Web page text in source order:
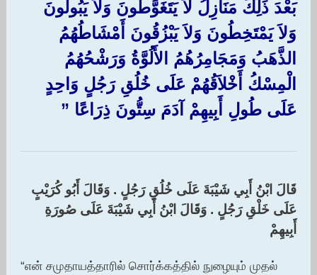
بَعْدَ ذَلِكَ مَنَازِلُ لاَ يَتَغَوَّطُونَ وَلاَ يَبُولُونَ
وَلاَ يَمْتَخِطُونَ وَلاَ يَبْزُقُونَ أَمْشَاطُهُمُ
الذَّهَبُ وَمَجَامِرُهُمُ الأَلُوَّةُ وَرَشْحُهُمُ
الْمِسْكُ أَخْلاَقُهُمْ عَلَى خُلُقِ رَجُلٍ وَاحِدٍ
عَلَى طُولِ أَبِيهِمْ آدَمَ سِتُّونَ ذِرَاعًا ‏”‏ ‏‏
قَالَ ابْنُ أَبِي شَيْبَةَ عَلَى خُلُقِ رَجُلٍ ‏.‏ وَقَالَ أَبُو كُرَيْبٍ
عَلَى خَلْقِ رَجُلٍ ‏.‏ وَقَالَ ابْنُ أَبِي شَيْبَةَ عَلَى صُورَةِ
أَبِيهِمْ ‏
“என் சமுதாயத்தாரில் சொர்க்கத்தில் நுழையும் முதல்